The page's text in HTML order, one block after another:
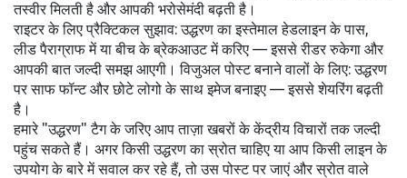
तस्वीर मिलती है और आपकी भरोसेमंदी बढ़ती है।
राइटर के लिए प्रैक्टिकल सुझाव: उद्धरण का इस्तेमाल हेडलाइन के पास,
लीड पैराग्राफ में या बीच के ब्रेकआउट में करिए — इससे रीडर रुकेगा और
आपकी बात जल्दी समझ आएगी। विजुअल पोस्ट बनाने वालों के लिए: उद्धरण
पर साफ फॉन्ट और छोटे लोगो के साथ इमेज बनाइए — इससे शेयरिंग बढ़ती
है।
हमारे "उद्धरण" टैग के जरिए आप ताज़ा खबरों के केंद्रीय विचारों तक जल्दी
पहुंच सकते हैं। अगर किसी उद्धरण का स्रोत चाहिए या आप किसी लाइन के
उपयोग के बारे में सवाल कर रहे हैं, तो उस पोस्ट पर जाएं और स्रोत वाले